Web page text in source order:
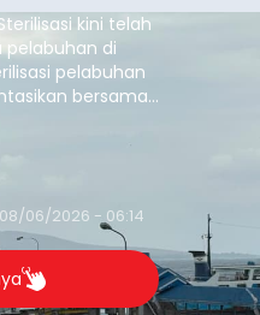
kini telah
pelabuhan di
pelabuhan
bersama
yakni
dan
06/2026 - 06:14